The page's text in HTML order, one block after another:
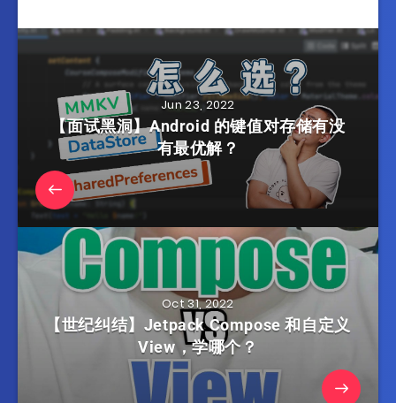
Jun 23, 2022
【面试黑洞】Android 的键值对存储有没
有最优解？
Oct 31, 2022
【世纪纠结】Jetpack Compose 和自定义
View，学哪个？